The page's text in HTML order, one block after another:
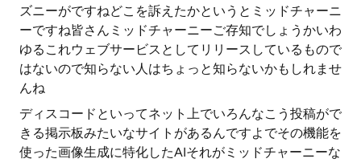
ズニーがですねどこを訴えたかというとミッドチャーニ
ーですね皆さんミッドチャーニーご存知でしょうかいわ
ゆるこれウェブサービスとしてリリースしているもので
はないので知らない人はちょっと知らないかもしれませ
んね
ディスコードといってネット上でいろんなこう投稿がで
きる掲示板みたいなサイトがあるんですよでその機能を
使った画像生成に特化したAIそれがミッドチャーニーな